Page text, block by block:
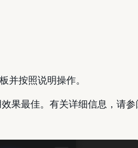
并按照说明操作。
果最佳。有关详细信息，请参